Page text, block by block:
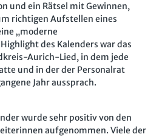
und ein Rätsel mit Gewinnen,
richtigen Aufstellen eines
„moderne
des Kalenders war das
Aurich-Lied, in dem jede
und in der der Personalrat
Jahr aussprach.
wurde sehr positiv von den
aufgenommen. Viele der